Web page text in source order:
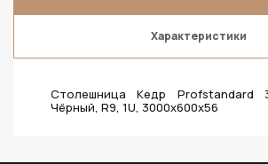
Характеристики
Столешница Кедр Profstandard
Чёрный, R9, 1U, 3000х600х56